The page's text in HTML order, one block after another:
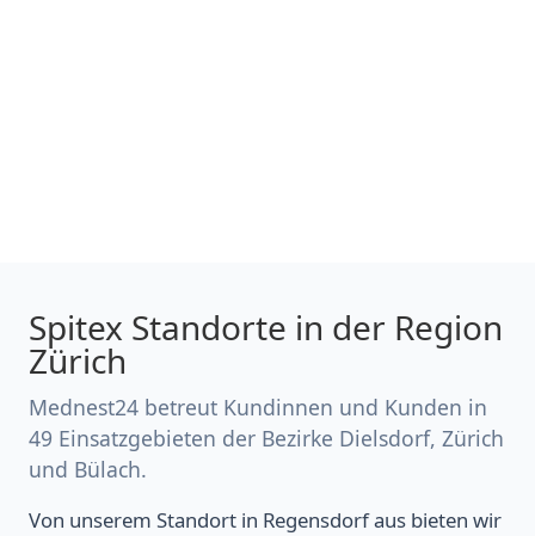
Spitex Standorte in der Region
Zürich
Mednest24 betreut Kundinnen und Kunden in
49 Einsatzgebieten der Bezirke Dielsdorf, Zürich
und Bülach.
Von unserem Standort in Regensdorf aus bieten wir